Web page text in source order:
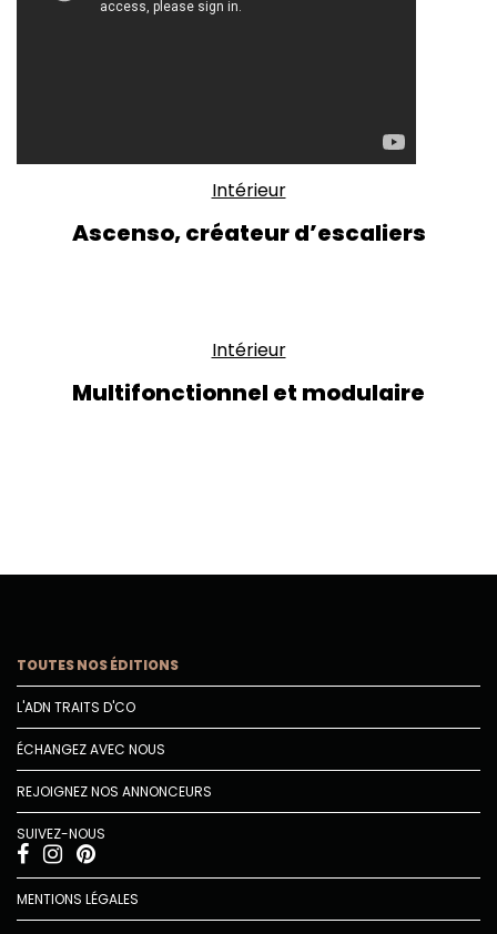
Intérieur
Ascenso, créateur d’escaliers
Intérieur
Multifonctionnel et modulaire
TOUTES NOS ÉDITIONS
L'ADN TRAITS D'CO
ÉCHANGEZ AVEC NOUS
REJOIGNEZ NOS ANNONCEURS
SUIVEZ-NOUS
MENTIONS LÉGALES